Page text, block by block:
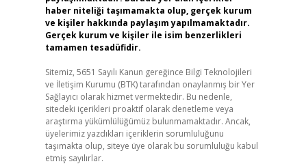
haber niteliği taşımamakta olup, gerçek kurum
ve kişiler hakkında paylaşım yapılmamaktadır.
Gerçek kurum ve kişiler ile isim benzerlikleri
tamamen tesadüfidir.
Sitemiz, 5651 Sayılı Kanun gereğince Bilgi Teknolojileri
ve İletişim Kurumu (BTK) tarafından onaylanmış bir Yer
Sağlayıcı olarak hizmet vermektedir. Bu nedenle,
sitedeki içerikleri proaktif olarak denetleme veya
araştırma yükümlülüğümüz bulunmamaktadır. Ancak,
üyelerimiz yazdıkları içeriklerin sorumluluğunu
taşımakta olup, siteye üye olarak bu sorumluluğu kabul
etmiş sayılırlar.